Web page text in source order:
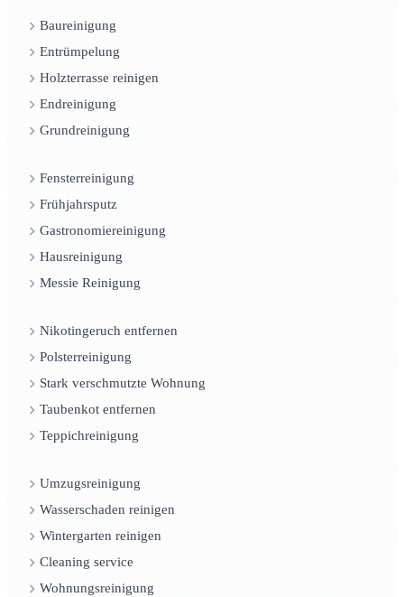
Baureinigung
Entrümpelung
Holzterrasse reinigen
Endreinigung
Grundreinigung
Fensterreinigung
Frühjahrsputz
Gastronomiereinigung
Hausreinigung
Messie Reinigung
Nikotingeruch entfernen
Polsterreinigung
Stark verschmutzte Wohnung
Taubenkot entfernen
Teppichreinigung
Umzugsreinigung
Wasserschaden reinigen
Wintergarten reinigen
Cleaning service
Wohnungsreinigung